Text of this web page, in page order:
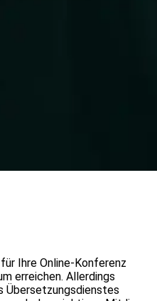
Ihre Online-Konferenz
erreichen. Allerdings
Übersetzungsdienstes